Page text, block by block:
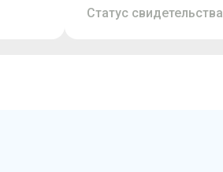
Статус свидетельства